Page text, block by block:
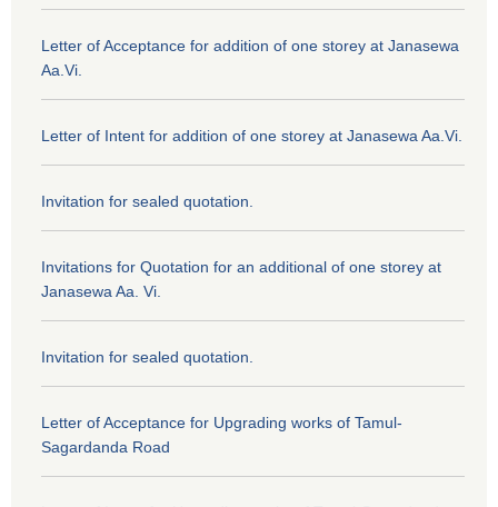
Letter of Acceptance for addition of one storey at Janasewa
Aa.Vi.
Letter of Intent for addition of one storey at Janasewa Aa.Vi.
Invitation for sealed quotation.
Invitations for Quotation for an additional of one storey at
Janasewa Aa. Vi.
Invitation for sealed quotation.
Letter of Acceptance for Upgrading works of Tamul-
Sagardanda Road